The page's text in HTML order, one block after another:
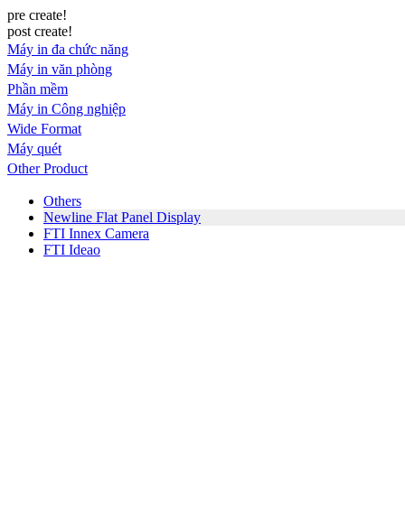
pre create!
post create!
Máy in đa chức năng
Máy in văn phòng
Phần mềm
Máy in Công nghiệp
Wide Format
Máy quét
Other Product
Others
Newline Flat Panel Display
FTI Innex Camera
FTI Ideao